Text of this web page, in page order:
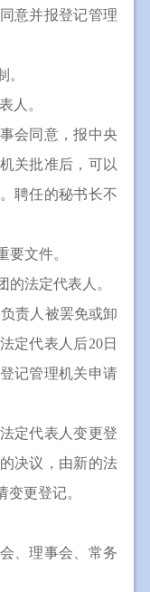
意并报登记管理
。
人。
会同意，报中央
关批准后，可以
聘任的秘书长不
要文件。
的法定代表人。
责人被罢免或卸
定代表人后20日
记管理机关申请
定代表人变更登
决议，由新的法
更登记。
、理事会、常务